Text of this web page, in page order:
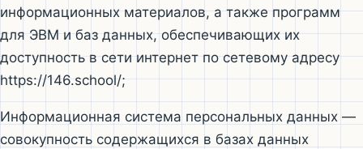
информационных материалов, а также программ
для ЭВМ и баз данных, обеспечивающих их
доступность в сети интернет по сетевому адресу
https://146.school/;
Информационная система персональных данных —
совокупность содержащихся в базах данных